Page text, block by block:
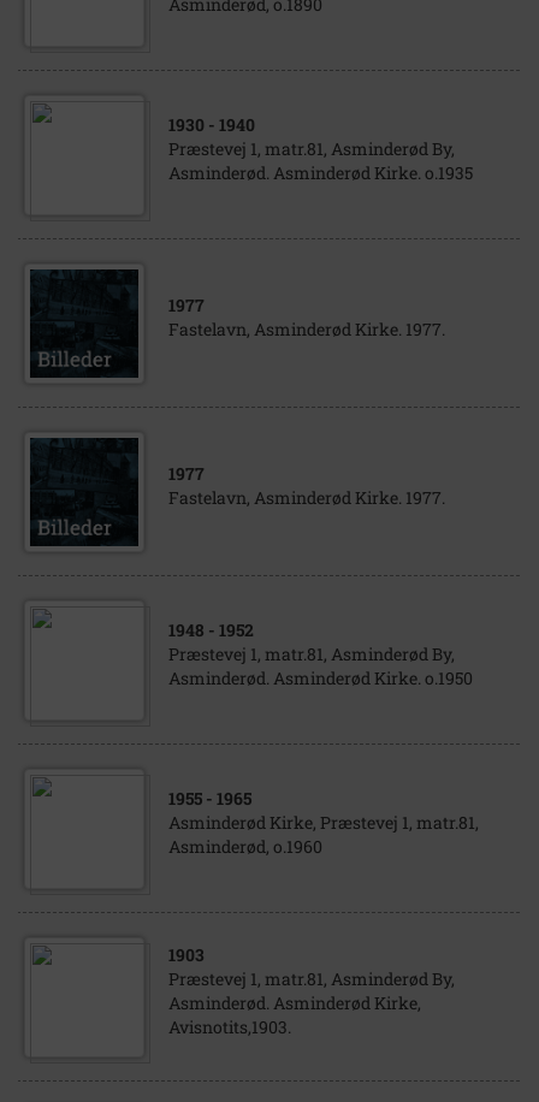
1930 - 1940
Præstevej 1, matr.81, Asminderød By,
Asminderød. Asminderød Kirke. o.1935
1977
Fastelavn, Asminderød Kirke. 1977.
1977
Fastelavn, Asminderød Kirke. 1977.
1948 - 1952
Præstevej 1, matr.81, Asminderød By,
Asminderød. Asminderød Kirke. o.1950
1955 - 1965
Asminderød Kirke, Præstevej 1, matr.81,
Asminderød, o.1960
1903
Præstevej 1, matr.81, Asminderød By,
Asminderød. Asminderød Kirke,
Avisnotits,1903.